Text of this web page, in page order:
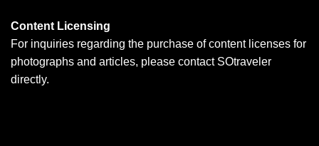
Content Licensing
For inquiries regarding the purchase of content licenses for
photographs and articles, please contact SOtraveler
directly.